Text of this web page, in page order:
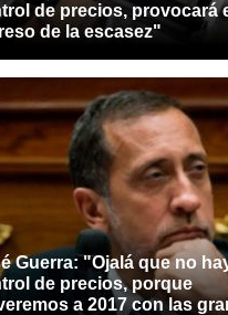
de precios, provocará
de la escasez"
Guerra: "Ojalá que no
de precios, porque
a 2017 con las